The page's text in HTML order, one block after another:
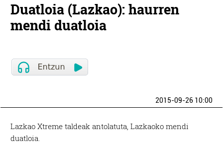
Duatloia (Lazkao): haurren
mendi duatloia
2015-09-26 10:00
Lazkao Xtreme taldeak antolatuta, Lazkaoko mendi
duatloia.